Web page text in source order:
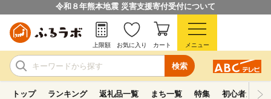
令和８年熊本地震 災害支援寄付受付について
検索
上限額 お気に入り カート メニュー
トップ ランキング 返礼品一覧 まち一覧 特集 初心者ガイド